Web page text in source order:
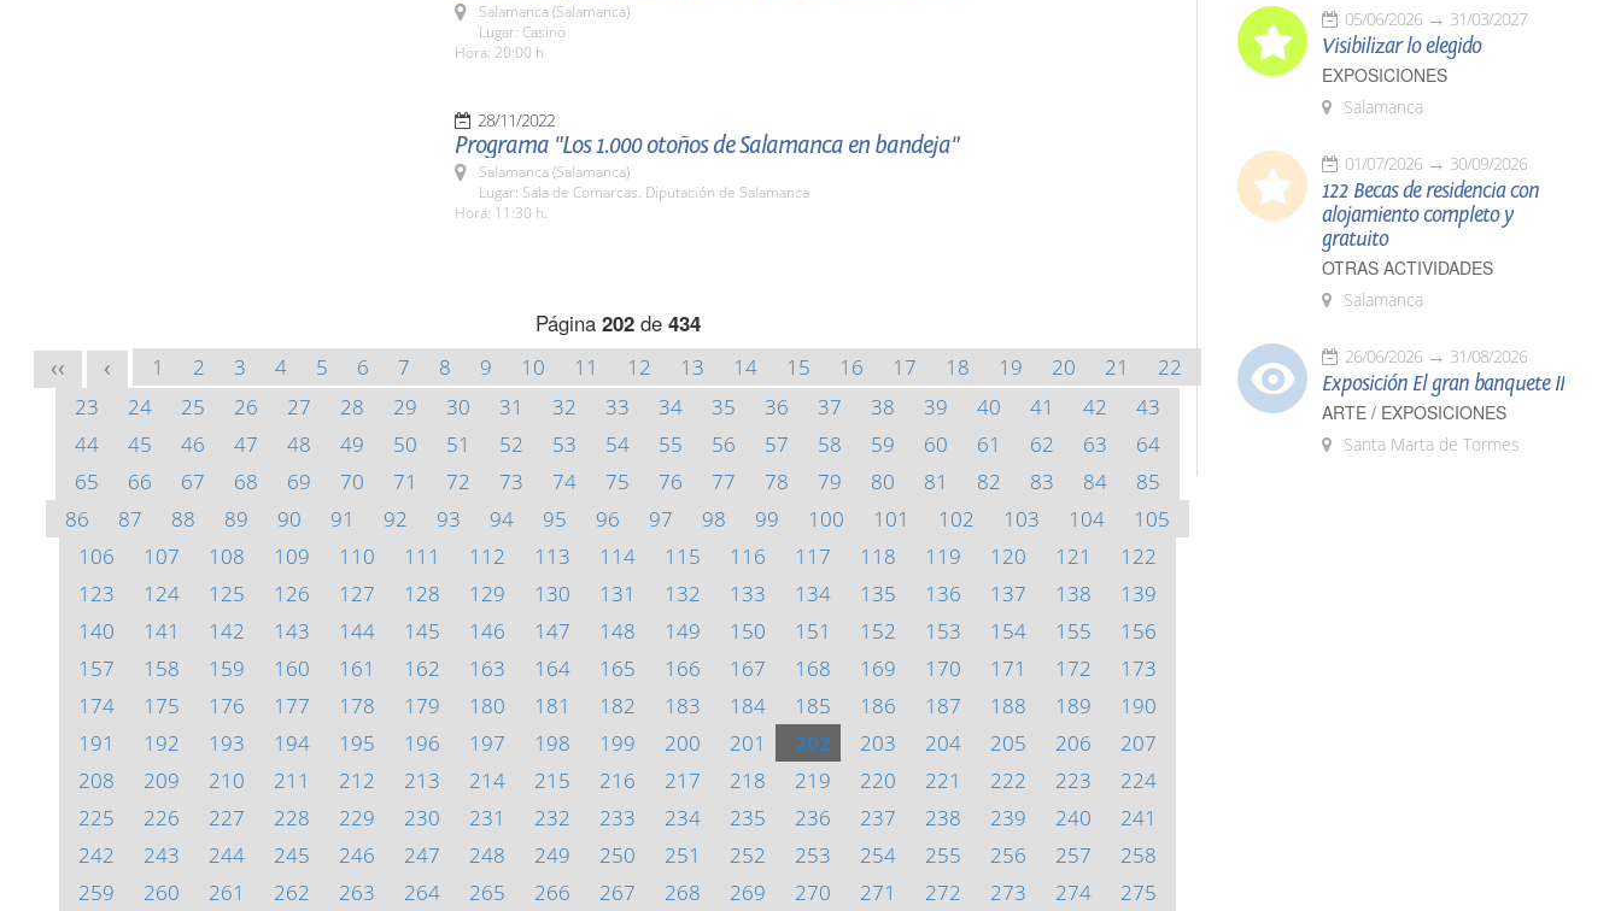
Salamanca (Salamanca)
Lugar: Casino
Hora: 20:00 h.
28/11/2022
Programa "Los 1.000 otoños de Salamanca en bandeja"
Salamanca (Salamanca)
Lugar: Sala de Comarcas. Diputación de Salamanca
Hora: 11:30 h.
Página 202de 434
<< < 1 2 3 4 5 6 7 8 9 10 11 12 13 14 15 16 17 18 19 20 21
22
23
24 25 26 27 28 29 30 31 32 33 34 35 36 37 38 39 40 41 42
43
44
45 46 47 48 49 50 51 52 53 54 55 56 57 58 59 60 61 62 63
64
65
66 67 68 69 70 71 72 73 74 75 76 77 78 79 80 81 82 83 84
85
86
87 88 89 90 91 92 93 94 95 96 97 98 99 100 101 102 103 104
105
106
107 108 109 110 111 112 113 114 115 116 117 118 119 120 121
122
123
124 125 126 127 128 129 130 131 132 133 134 135 136 137 138
139
140
141 142 143 144 145 146 147 148 149 150 151 152 153 154 155
156
157
158 159 160 161 162 163 164 165 166 167 168 169 170 171 172
173
174
175 176 177 178 179 180 181 182 183 184 185 186 187 188 189
190
191
192 193 194 195 196 197 198 199 200 201 202 203 204 205 206
207
208
209 210 211 212 213 214 215 216 217 218 219 220 221 222 223
224
225
226 227 228 229 230 231 232 233 234 235 236 237 238 239 240
241
242
243 244 245 246 247 248 249 250 251 252 253 254 255 256 257
258
259
260 261 262 263 264 265 266 267 268 269 270 271 272 273 274 275
05/06/2026 31/03/2027
Visibilizar lo elegido
EXPOSICIONES
Salamanca
01/07/2026 30/09/2026
122 Becas de residencia con
alojamiento completo y
gratuito
OTRAS ACTIVIDADES
Salamanca
26/06/2026 31/08/2026
Exposición El gran banquete II
ARTE / EXPOSICIONES
Santa Marta de Tormes